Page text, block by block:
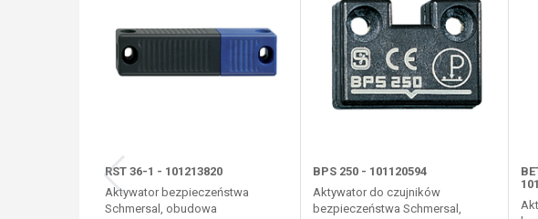
RST 36-1 - 101213820
Aktywator bezpieczeństwa
Schmersal, obudowa
BPS 250 - 101120594
Aktywator do czujników
bezpieczeństwa Schmersal,